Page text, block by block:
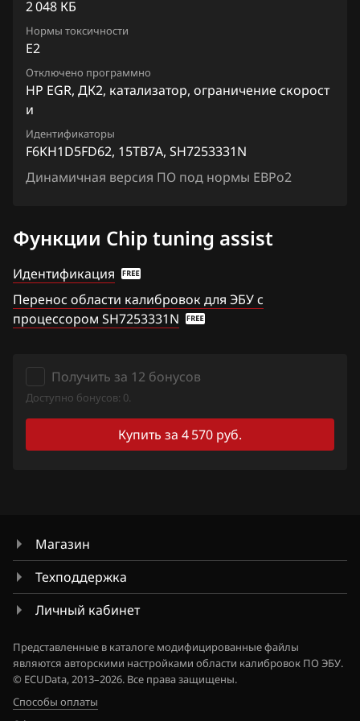
Chrysler
Citroen
Dacia
Daewoo
DAF
Extreme moto
Fiat
Ford
Forthing
Geely
Genesis
GMC
Great Wall
Groz
Haima
Siemens EMS 3155
Siemens EMS 3160
Siemens SID 301
Siemens SID 310
X-Trail (Rogue) 2.0
X-Trail (Rogue) 2.5
F6KH1D5FD62_15TK4E_SH7253331N
2 048 КБ
Нормы токсичности
E2
Отключено программно
HP EGR, ДК2, катализатор, ограничение скорост
и
Идентификаторы
F6KH1D5FD62, 15TB7A, SH7253331N
Динамичная версия ПО под нормы ЕВРо2
Функции Chip tuning assist
Идентификация
Перенос области калибровок для ЭБУ с
процессором SH7253331N
Получить за 12 бонусов
Доступно бонусов: 0.
Купить за 4 570 руб.
Магазин
Техподдержка
Личный кабинет
Представленные в каталоге модифицированные файлы
являются авторскими настройками области калибровок ПО ЭБУ.
© ECUData, 2013–2026. Все права защищены.
Способы оплаты